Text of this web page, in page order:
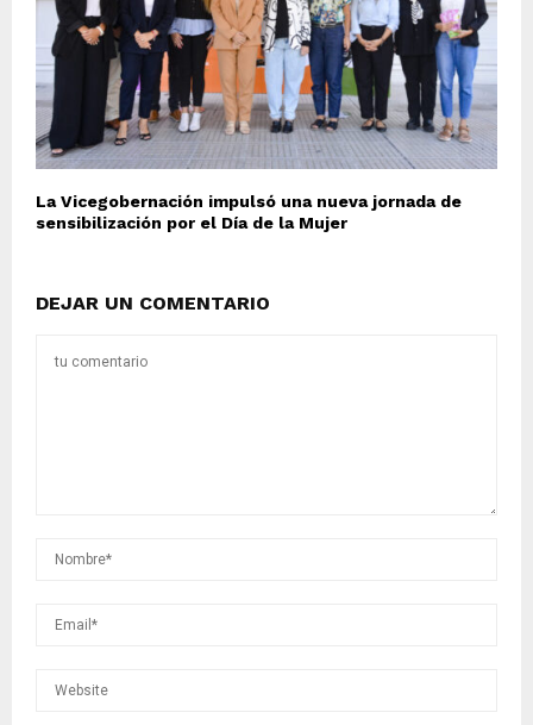
La Vicegobernación impulsó una nueva jornada de
sensibilización por el Día de la Mujer
DEJAR UN COMENTARIO